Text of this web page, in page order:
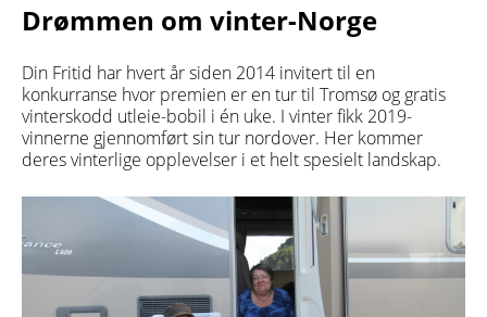
Drømmen om vinter-Norge
Din Fritid har hvert år siden 2014 invitert til en
konkurranse hvor premien er en tur til Tromsø og gratis
vinterskodd utleie-bobil i én uke. I vinter fikk 2019-
vinnerne gjennomført sin tur nordover. Her kommer
deres vinterlige opplevelser i et helt spesielt landskap.